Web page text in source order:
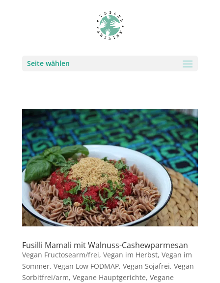
Seite wählen
Fusilli Mamali mit Walnuss-Cashewparmesan
Vegan Fructosearm/frei, Vegan im Herbst, Vegan im
Sommer, Vegan Low FODMAP, Vegan Sojafrei, Vegan
Sorbitfrei/arm, Vegane Hauptgerichte, Vegane